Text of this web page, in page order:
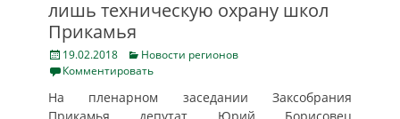
лишь техническую охрану школ
Прикамья
Posted
on
19.02.2018 Categories
Новости регионов
Комментировать
На пленарном заседании Заксобрания